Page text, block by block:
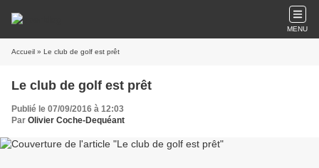
MENU
Accueil » Le club de golf est prêt
Le club de golf est prêt
Publié le 07/09/2016 à 12:03
Par Olivier Coche-Dequéant